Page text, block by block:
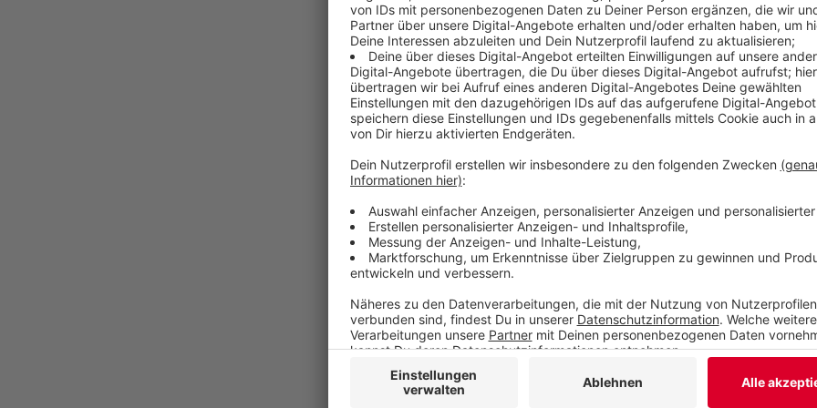
Laura Potting
Von Null auf Potting: "Rekorde
Anzeige
Es gibt diese Dinge im Leben, die können uns zur
Schneefall. Eiskratzen am frühen Morgen. Leute,
seltsame Wörter benutzen. Wo andere sich vor
ziehen oder ihren Kopf gegen die Wand hauen
Potting ein Karussell los. Irgendwo zwischen wirren
Alltagsbeobachtung. Ein bisschen ausgeflippt,